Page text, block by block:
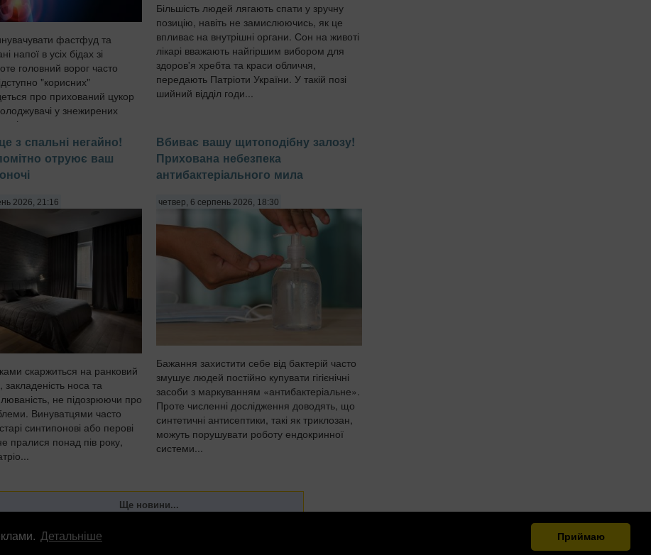
Детальніше Приймаю
фастфуд та
напої в усіх бідах зі
головний ворог часто
"корисних"
про прихований цукор
у знежирених
і готових сн...
Більшість людей лягають спати у зручну
позицію, навіть не замислюючись, як це
впливає на внутрішні органи. Сон на животі
лікарі вважають найгіршим вибором для
здоров'я хребта та краси обличчя,
передають Патріоти України. У такій позі
шийний відділ годи...
з спальні негайно!
отруює ваш
2026, 21:16
скаржиться на ранковий
закладеність носа та
не підозрюючи про
Винуватцями часто
синтипонові або перові
пралися понад пів року,
Вбиває вашу щитоподібну залозу!
Прихована небезпека
антибактеріального мила
четвер, 6 серпень 2026, 18:30
Бажання захистити себе від бактерій часто
змушує людей постійно купувати гігієнічні
засоби з маркуванням «антибактеріальне».
Проте численні дослідження доводять, що
синтетичні антисептики, такі як триклозан,
можуть порушувати роботу ендокринної
системи...